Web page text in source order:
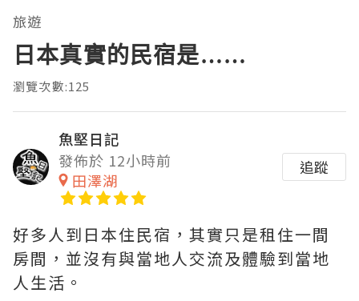
旅遊
日本真實的民宿是……
瀏覽次數:125
魚堅日記
發佈於 12小時前
田澤湖
追蹤
好多人到日本住民宿，其實只是租住一間
房間，並沒有與當地人交流及體驗到當地
人生活。